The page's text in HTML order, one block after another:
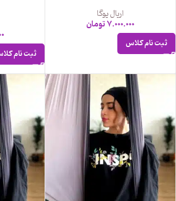
اریال یوگا
7.000.000تومان
ثبت نام کلاس
ثبت نام